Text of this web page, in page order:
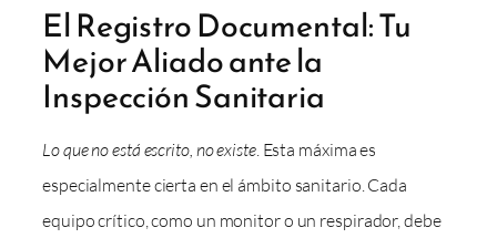
El Registro Documental: Tu
Mejor Aliado ante la
Inspección Sanitaria
Lo que no está escrito, no existe. Esta máxima es
especialmente cierta en el ámbito sanitario. Cada
equipo crítico, como un monitor o un respirador, debe